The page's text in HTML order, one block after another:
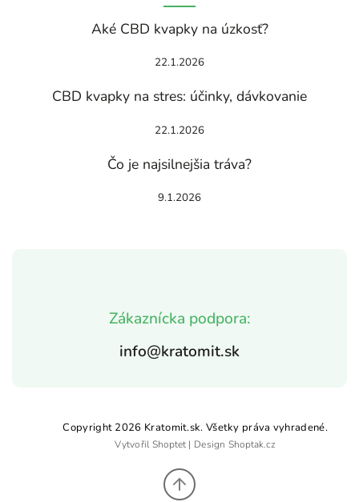
Zákaznícka podpora:
info@kratomit.sk
Aké CBD kvapky na úzkosť?
22.1.2026
CBD kvapky na stres: účinky, dávkovanie
22.1.2026
Čo je najsilnejšia tráva?
9.1.2026
Copyright 2026 Kratomit.sk. Všetky práva vyhradené.
VytvořilShoptet | Design Shoptak.cz